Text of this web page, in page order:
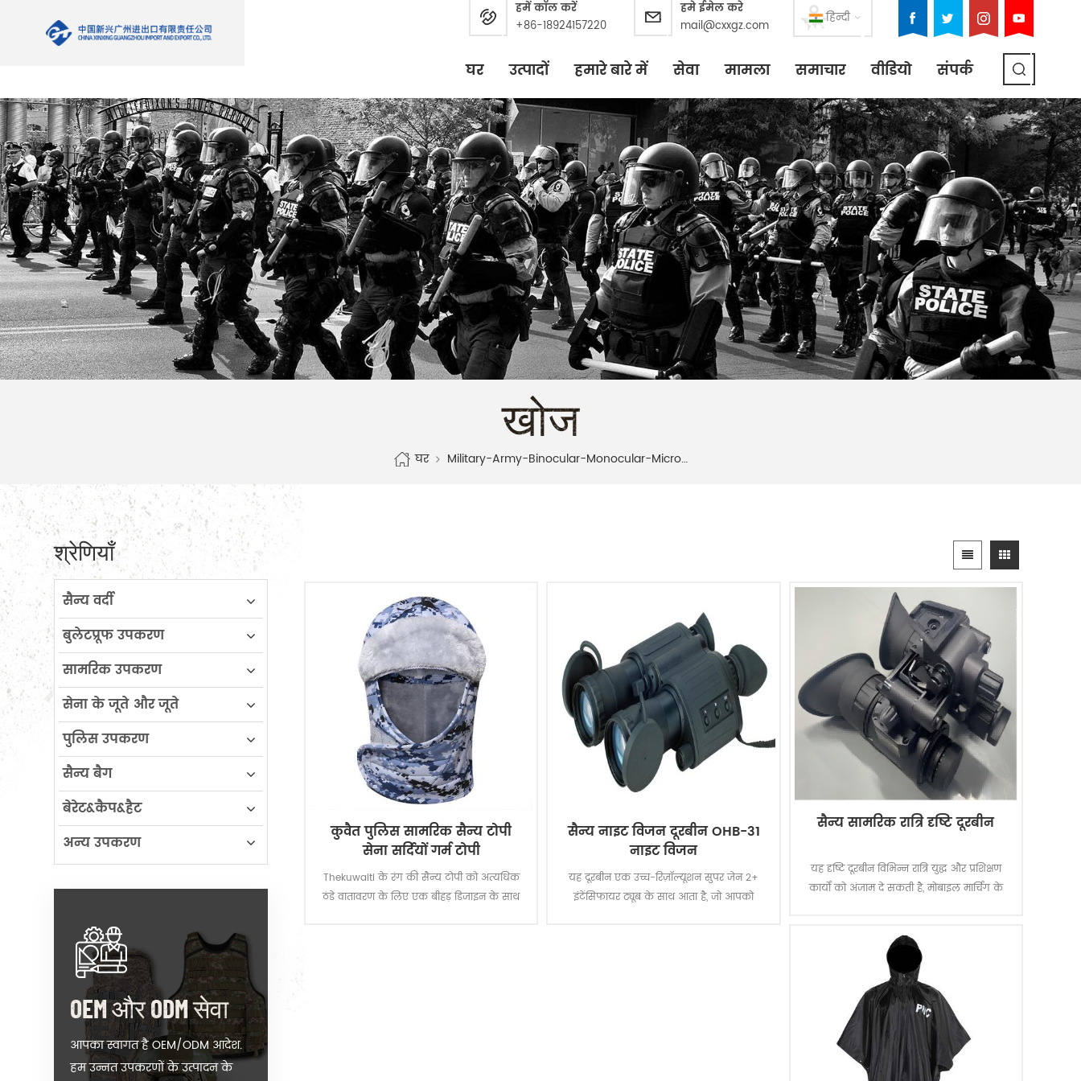
हिन्दी
हमें कॉल करें
+86-18924157220
हमे ईमेल करे
mail@cxxgz.com
घर उत्पादों हमारे बारे में सेवा मामला समाचार वीडियो संपर्क
खोज
घर Military-Army-Binocular-Monocular-Microlight-Night-Vision-Supplier-Manufacturer
कुवैत पुलिस सामरिक सैन्य टोपी
सेना सर्दियों गर्म टोपी
Thekuwaiti के रंग की सैन्य टोपी को अत्यधिक
ठंडे वातावरण के लिए एक बीहड़ डिजाइन के साथ
सैन्य नाइट विजन दूरबीन OHB-31
नाइट विजन
यह दूरबीन एक उच्च-रिज़ॉल्यूशन सुपर जेन 2+
इंटेंसिफायर ट्यूब के साथ आता है, जो आपको
सैन्य सामरिक रात्रि दृष्टि दूरबीन
यह दृष्टि दूरबीन विभिन्न रात्रि युद्ध और प्रशिक्षण
कार्यों को अंजाम दे सकती है, मोबाइल मार्चिंग के
सकती है, जिससे रात्रि युद्ध में सैन्य और पुलिस
विशेष बल के कर्मियों की प्रभावशीलता में प्रभावी
रूप से सुधार हो सकता है और कम रोशनी वाले
युद्ध के मैदान के वातावरण में पर्यावरण जागरूकता
बढ़ सकती है।
श्रेणियाँ
सैन्य वर्दी
बुलेटप्रूफ उपकरण
सामरिक उपकरण
सेना के जूते और जूते
पुलिस उपकरण
सैन्य बैग
बेरेट&कैप&हैट
अन्य उपकरण
OEM और ODM सेवा
आपका स्वागत है OEM/ODM आदेश.
हम उन्नत उपकरणों के उत्पादन के